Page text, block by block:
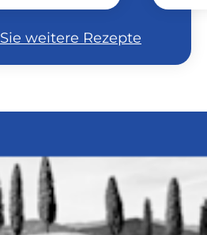
weitere Rezepte